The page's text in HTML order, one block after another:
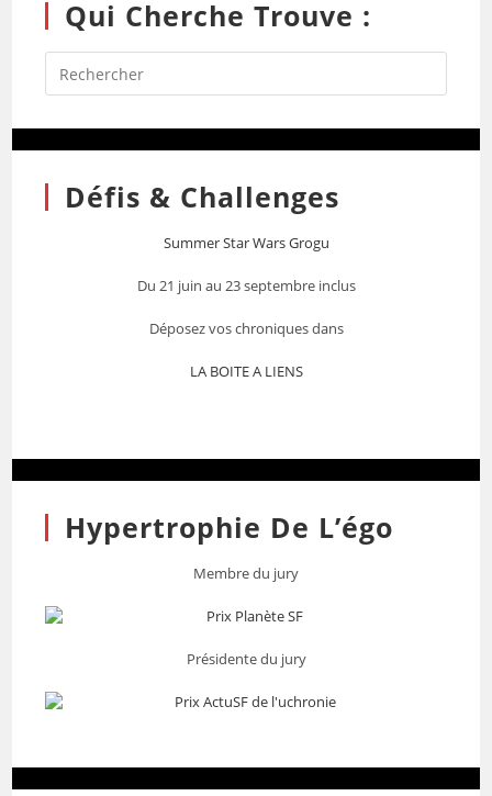
Qui Cherche Trouve :
Défis & Challenges
Summer Star Wars Grogu
Du 21 juin au 23 septembre inclus
Déposez vos chroniques dans
LA BOITE A LIENS
Hypertrophie De L’égo
Membre du jury
Présidente du jury